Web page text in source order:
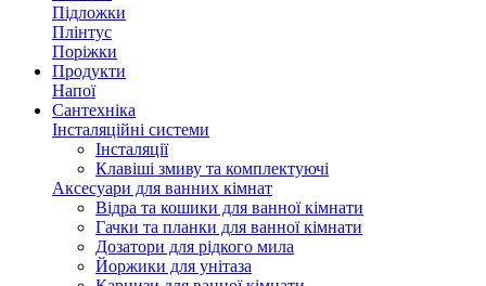
Підложки
Плінтус
Поріжки
Продукти
Напої
Сантехніка
Інсталяційні системи
Інсталяції
Клавіші змиву та комплектуючі
Аксесуари для ванних кімнат
Відра та кошики для ванної кімнати
Гачки та планки для ванної кімнати
Дозатори для рідкого мила
Йоржики для унітаза